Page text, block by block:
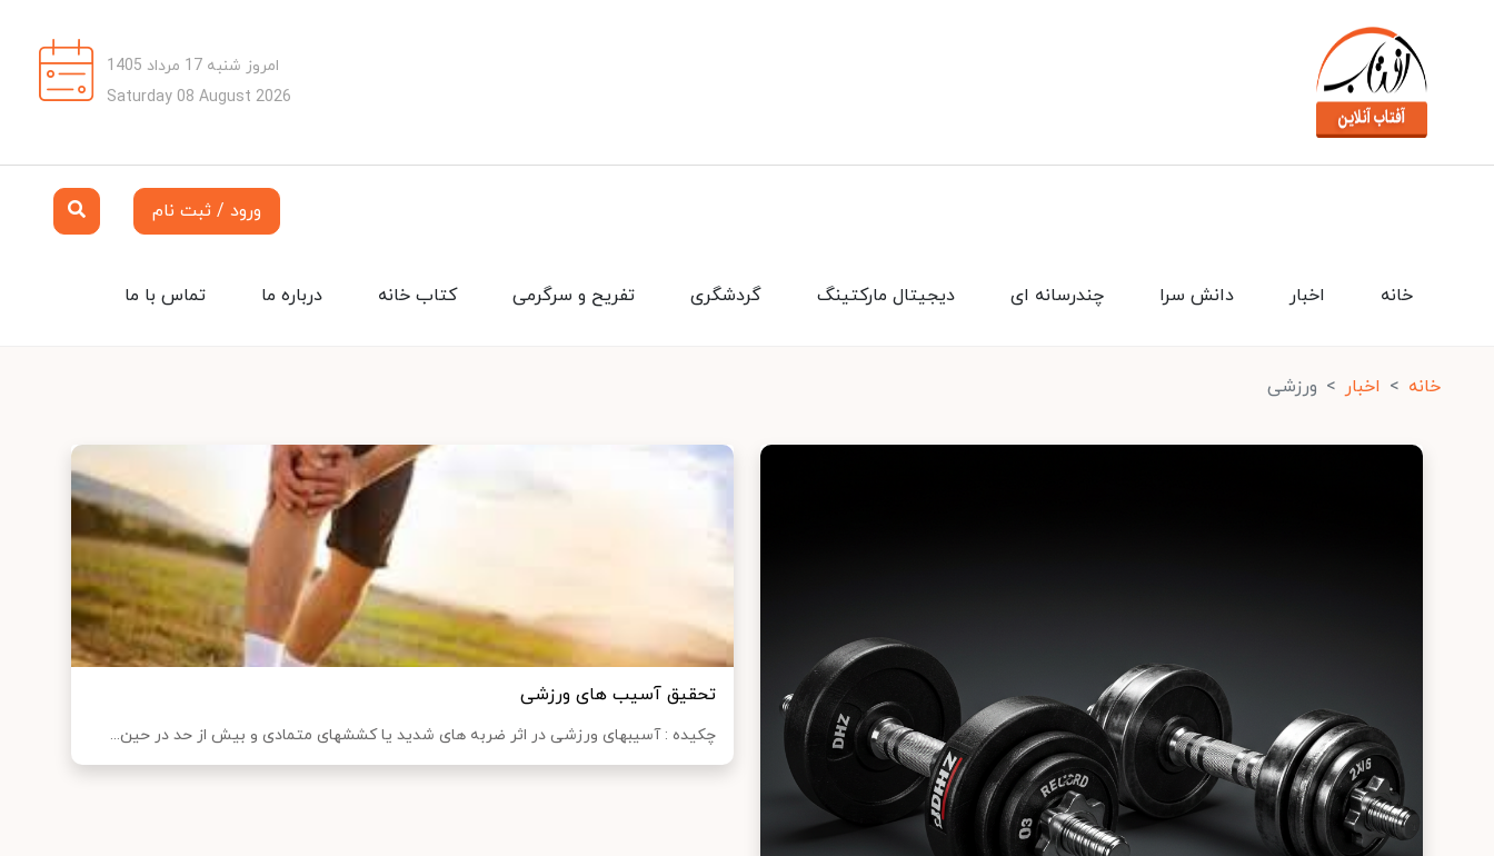
امروز شنبه 17 مرداد 1405
Saturday 08 August 2026
ورود / ثبت نام
تماس با ما درباره ما کتاب خانه تفریح و سرگرمی گردشگری دیجیتال مارکتینگ چندرسانه ای دانش سرا اخبار خانه
خانه اخبار ورزشی
تحقیق آسیب های ورزشی
چکیده : آسیبهای ورزشی در اثر ضربه های شدید یا کششهای متمادی و بیش از حد در حین...